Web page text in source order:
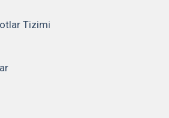
Tizimi